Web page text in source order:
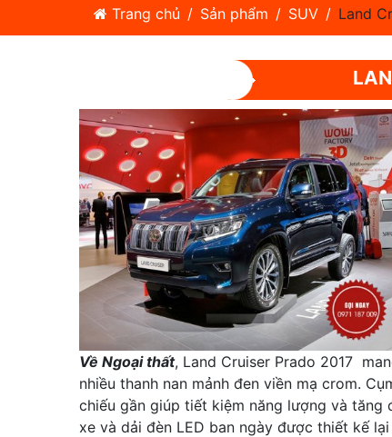
Trang chủ Sản phẩm SUV Land
Về Ngoại thất, Land Cruiser Prado 2017
nhiều thanh nan mảnh đen viền mạ crom.
chiếu gần giúp tiết kiệm năng lượng và
xe và dải đèn LED ban ngày được thiết kế